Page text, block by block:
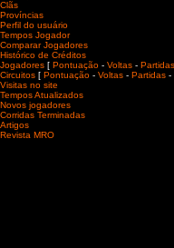
Clãs
Províncias
Perfil do usuário
Tempos Jogador
Comparar Jogadores
Histórico de Créditos
Jogadores [ Pontuação - Voltas - Partidas
Circuitos [ Pontuação - Voltas - Partidas -
Visitas no site
Tempos Atualizados
Novos jogadores
Corridas Terminadas
Artigos
Revista MRO